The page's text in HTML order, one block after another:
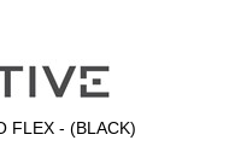
FLEX - (BLACK)